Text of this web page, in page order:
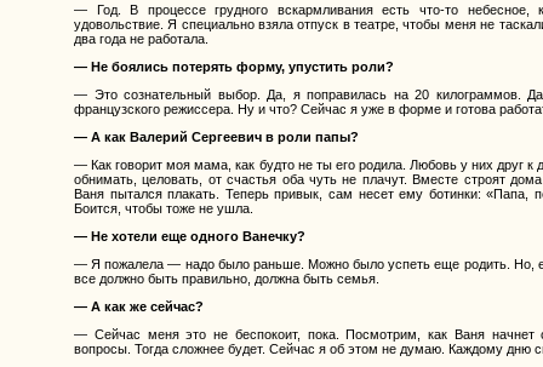
— Год. В процессе грудного вскармливания есть что-то небесное,
удовольствие. Я специально взяла отпуск в театре, чтобы меня не
два года не работала.
— Не боялись потерять форму, упустить роли?
— Это сознательный выбор. Да, я поправилась на 20 килограммов.
французского режиссера. Ну и что? Сейчас я уже в форме и готова
— А как Валерий Сергеевич в роли папы?
— Как говорит моя мама, как будто не ты его родила. Любовь у них друг к
обнимать, целовать, от счастья оба чуть не плачут. Вместе строят
Ваня пытался плакать. Теперь привык, сам несет ему ботинки: «Папа,
Боится, чтобы тоже не ушла.
— Не хотели еще одного Ванечку?
— Я пожалела — надо было раньше. Можно было успеть еще родить. Но,
все должно быть правильно, должна быть семья.
— А как же сейчас?
— Сейчас меня это не беспокоит, пока. Посмотрим, как Ваня начнет
вопросы. Тогда сложнее будет. Сейчас я об этом не думаю. Каждому дню